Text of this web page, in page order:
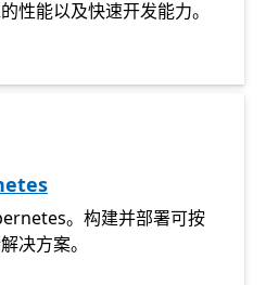
性能以及快速开发能力。
。构建并部署可按
决方案。